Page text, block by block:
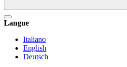
Langue
Italiano
English
Deutsch